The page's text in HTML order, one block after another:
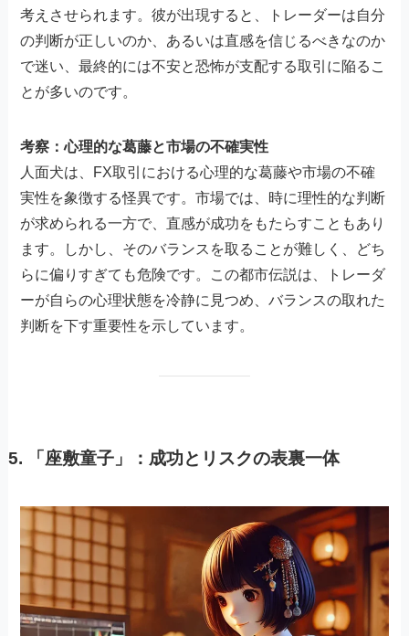
考えさせられます。彼が出現すると、トレーダーは自分
の判断が正しいのか、あるいは直感を信じるべきなのか
で迷い、最終的には不安と恐怖が支配する取引に陥るこ
とが多いのです。
考察：心理的な葛藤と市場の不確実性
人面犬は、FX取引における心理的な葛藤や市場の不確
実性を象徴する怪異です。市場では、時に理性的な判断
が求められる一方で、直感が成功をもたらすこともあり
ます。しかし、そのバランスを取ることが難しく、どち
らに偏りすぎても危険です。この都市伝説は、トレーダ
ーが自らの心理状態を冷静に見つめ、バランスの取れた
判断を下す重要性を示しています。
5. 「座敷童子」：成功とリスクの表裏一体